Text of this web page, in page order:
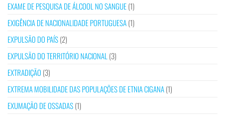
EXAME DE PESQUISA DE ÁLCOOL NO SANGUE(1)
EXIGÊNCIA DE NACIONALIDADE PORTUGUESA(1)
EXPULSÃO DO PAÍS(2)
EXPULSÃO DO TERRITÓRIO NACIONAL (3)
EXTRADIÇÃO (3)
EXTREMA MOBILIDADE DAS POPULAÇÕES DE ETNIA CIGANA(1)
EXUMAÇÃO DE OSSADAS(1)